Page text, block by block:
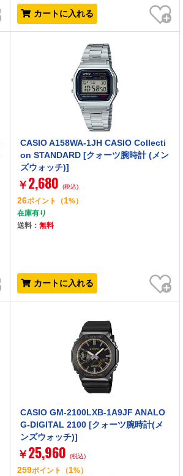
カートに入れる
お気に入り
CASIO A158WA-1JH CASIO Collecti
on STANDARD [クォーツ腕時計 (メン
ズウォッチ)]
￥ 2,680 (税込)
26ポイント （1%）
在庫有り
送料： 無料
カートに入れる
お気に入り
CASIO GM-2100LXB-1A9JF ANALO
G-DIGITAL 2100 [クォーツ腕時計(メ
ンズウォッチ)]
￥ 25,960 (税込)
259ポイント （1%）